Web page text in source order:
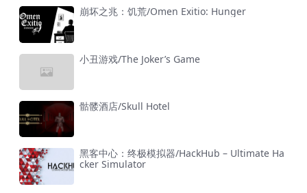
崩坏之兆：饥荒/Omen Exitio: Hunger
小丑游戏/The Joker’s Game
骷髅酒店/Skull Hotel
黑客中心：终极模拟器/HackHub – Ultimate Ha
cker Simulator